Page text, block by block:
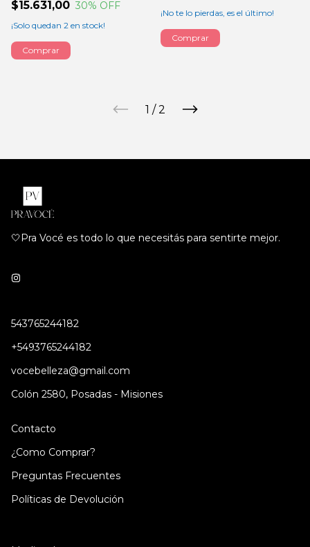
$15.631,00 30% OFF
¡Solo quedan 2 en stock!
¡No te lo pierdas, es el último!
Comprar
1 / 2
🤍Pra Vocé es todo lo que necesitás para sentirte mejor.
543765244182
+5493765244182
vocebelleza@gmail.com
Colón 2580, Posadas - Misiones
Contacto
¿Como Comprar?
Preguntas Frecuentes
Políticas de Devolución